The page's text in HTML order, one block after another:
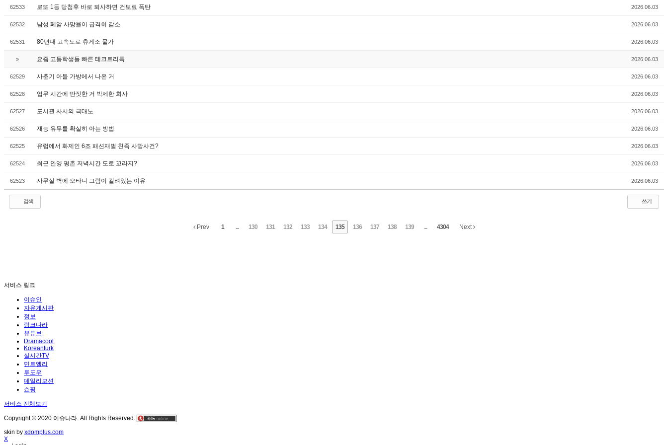
62533 로또 1등 당첨후 바로 퇴사하면 건보료 폭탄 2026.06.03
62532 남성 페암 사망율이 급격히 감소 2026.06.03
62531 80년대 고속도로 휴게소 물가 2026.06.03
» 요즘 고등학생들 빠른 테크트리특 2026.06.03
62529 사춘기 아들 가방에서 나온 거 2026.06.03
62528 업무 시간에 딴짓한 거 박제한 회사 2026.06.03
62527 도서관 사서의 극대노 2026.06.03
62526 재능 유무를 확실히 아는 방법 2026.06.03
62525 유럽에서 화제인 6조 패션재벌 친족 사망사건? 2026.06.03
62524 최근 안양 평촌 저녁시간 도로 꼬라지? 2026.06.03
62523 사무실 벽에 오타니 그림이 걸려있는 이유 2026.06.03
검색 쓰기
Prev 1 ... 130 131 132 133 134 135 136 137 138 139 ... 4304 Next
서비스 링크
이슈인
자유게시판
정보
링크나라
유튜브
Dramacool
Koreanturk
실시간TV
민트엘리
투도우
데일리모션
쇼핑
서비스 전체보기
Copyright © 2020 이슈나라. All Rights Reserved.
skin by xdomplus.com
X